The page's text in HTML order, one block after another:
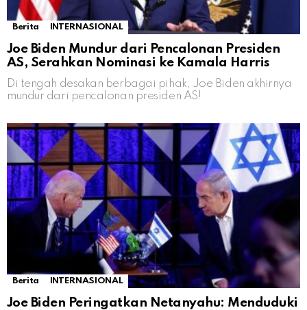
Berita INTERNASIONAL
Joe Biden Mundur dari Pencalonan Presiden
AS, Serahkan Nominasi ke Kamala Harris
Di tengah desakan berbagai pihak, Joe Biden akhirnya
mundur dari pencalonan presiden AS!
Berita INTERNASIONAL
Joe Biden Peringatkan Netanyahu: Menduduki